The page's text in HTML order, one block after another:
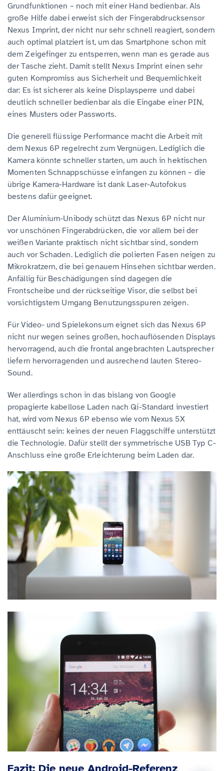
Grundfunktionen – noch mit einer Hand bedienbar. Als
große Hilfe dabei erweist sich der Fingerabdrucksensor
Nexus Imprint, der nicht nur sehr schnell reagiert, sondern
auch optimal platziert ist, um das Smartphone schon mit
dem Zeigefinger zu entsperren, wenn man es gerade aus
der Tasche zieht. Damit stellt Nexus Imprint einen sehr
guten Kompromiss aus Sicherheit und Bequemlichkeit
dar: Es ist sicherer als keine Displaysperre und dabei
deutlich schneller bedienbar als die Eingabe einer PIN,
eines Musters oder Passworts.
Die generell flüssige Performance macht die Arbeit mit
dem Nexus 6P regelrecht zum Vergnügen. Lediglich die
Kamera könnte schneller starten, um auch in hektischen
Momenten Schnappschüsse einfangen zu können – die
übrige Kamera-Hardware ist dank Laser-Autofokus
bestens dafür geeignet.
Der Aluminium-Unibody schützt das Nexus 6P nicht nur
vor unschönen Fingerabdrücken, die vor allem bei der
weißen Variante praktisch nicht sichtbar sind, sondern
auch vor Schaden. Lediglich die polierten Fasen neigen zu
Mikrokratzern, die bei genauem Hinsehen sichtbar werden.
Anfällig für Beschädigungen sind dagegen die
Frontscheibe und der rückseitige Visor, die selbst bei
vorsichtigstem Umgang Benutzungsspuren zeigen.
Für Video- und Spielekonsum eignet sich das Nexus 6P
nicht nur wegen seines großen, hochauflösenden Displays
hervorragend, auch die frontal angebrachten Lautsprecher
liefern hervorragenden und ausrechend lauten Stereo-
Sound.
Wer allerdings schon in das bislang von Google
propagierte kabellose Laden nach Qi-Standard investiert
hat, wird vom Nexus 6P ebenso wie vom Nexus 5X
enttäuscht sein: keines der neuen Flaggschiffe unterstützt
die Technologie. Dafür stellt der symmetrische USB Typ C-
Anschluss eine große Erleichterung beim Laden dar.
Fazit: Die neue Android-Referenz